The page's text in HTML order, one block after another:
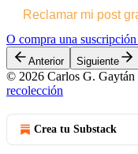
Reclamar mi post
O compra una
Anterior Siguiente
© 2026 Carlos G. Gaytán
recolección
Crea tu Substack